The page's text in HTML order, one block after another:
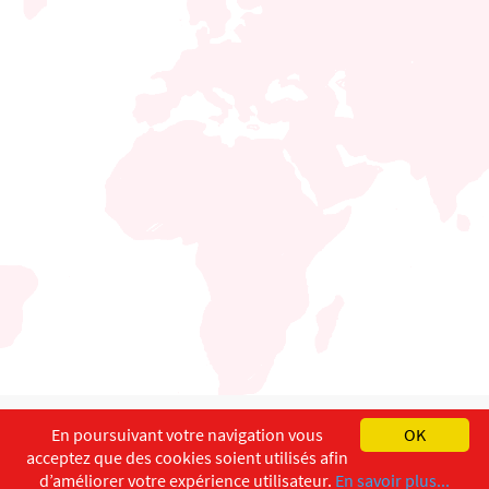
English Français
Copyright ©ISEC-AdW Aspects légaux
OK
En poursuivant votre navigation vous
acceptez que des cookies soient utilisés afin
d’améliorer votre expérience utilisateur. En savoir plus...